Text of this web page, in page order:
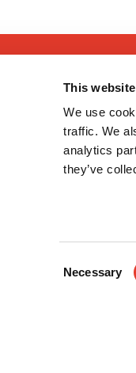
This
We use
traffic. We
analytics
they’ve
Necessary
Gastos de